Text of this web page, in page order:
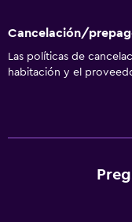
Cancelación/
Las políticas de
habitación y el